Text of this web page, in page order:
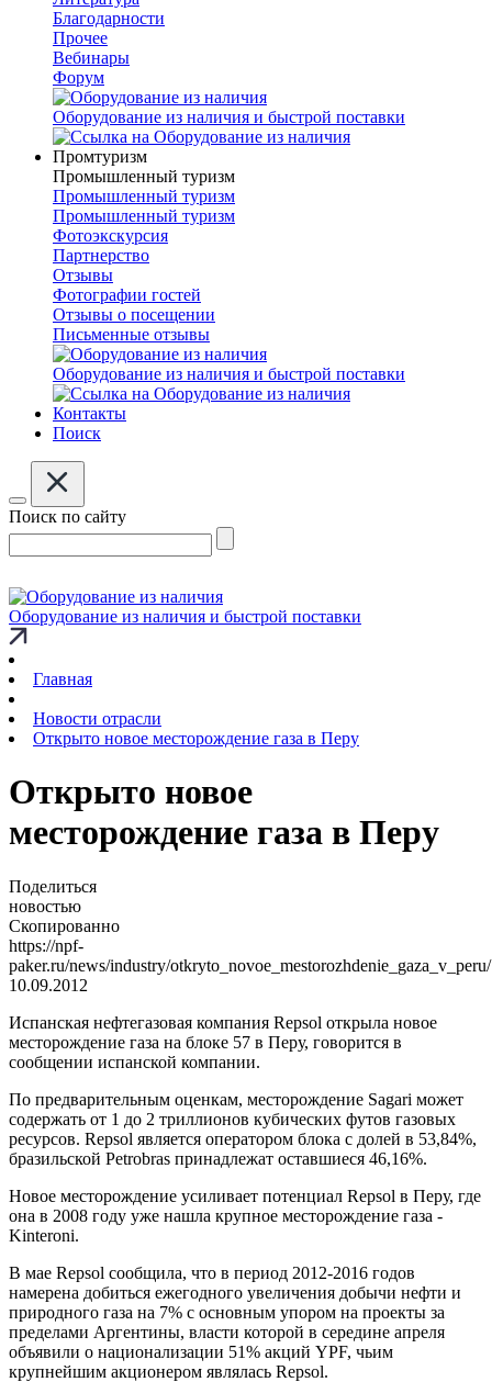
Благодарности
Прочее
Вебинары
Форум
Оборудование из наличия и быстрой поставки
Промтуризм
Промышленный туризм
Промышленный туризм
Промышленный туризм
Фотоэкскурсия
Партнерство
Отзывы
Фотографии гостей
Отзывы о посещении
Письменные отзывы
Оборудование из наличия и быстрой поставки
Контакты
Поиск
Поиск по сайту
Оборудование из наличия и быстрой поставки
Главная
Новости отрасли
Открыто новое месторождение газа в Перу
Открыто новое
месторождение газа в Перу
Поделиться
новостью
Скопированно
https://npf-
paker.ru/news/industry/otkryto_novoe_mestorozhdenie_gaza_v_peru/
10.09.2012
Испанская нефтегазовая компания Repsol открыла новое
месторождение газа на блоке 57 в Перу, говорится в
сообщении испанской компании.
По предварительным оценкам, месторождение Sagari может
содержать от 1 до 2 триллионов кубических футов газовых
ресурсов. Repsol является оператором блока с долей в 53,84%,
бразильской Petrobras принадлежат оставшиеся 46,16%.
Новое месторождение усиливает потенциал Repsol в Перу, где
она в 2008 году уже нашла крупное месторождение газа -
Kinteroni.
В мае Repsol сообщила, что в период 2012-2016 годов
намерена добиться ежегодного увеличения добычи нефти и
природного газа на 7% с основным упором на проекты за
пределами Аргентины, власти которой в середине апреля
объявили о национализации 51% акций YPF, чьим
крупнейшим акционером являлась Repsol.